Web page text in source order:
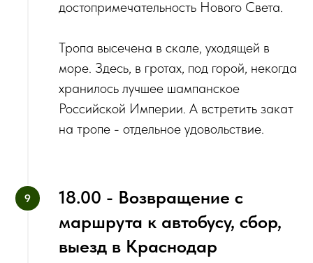
достопримечательность Нового Света.
Тропа высечена в скале, уходящей в
море. Здесь, в гротах, под горой, некогда
хранилось лучшее шампанское
Российской Империи. А встретить закат
на тропе - отдельное удовольствие.
18.00 - Возвращение с
маршрута к автобусу, сбор,
выезд в Краснодар